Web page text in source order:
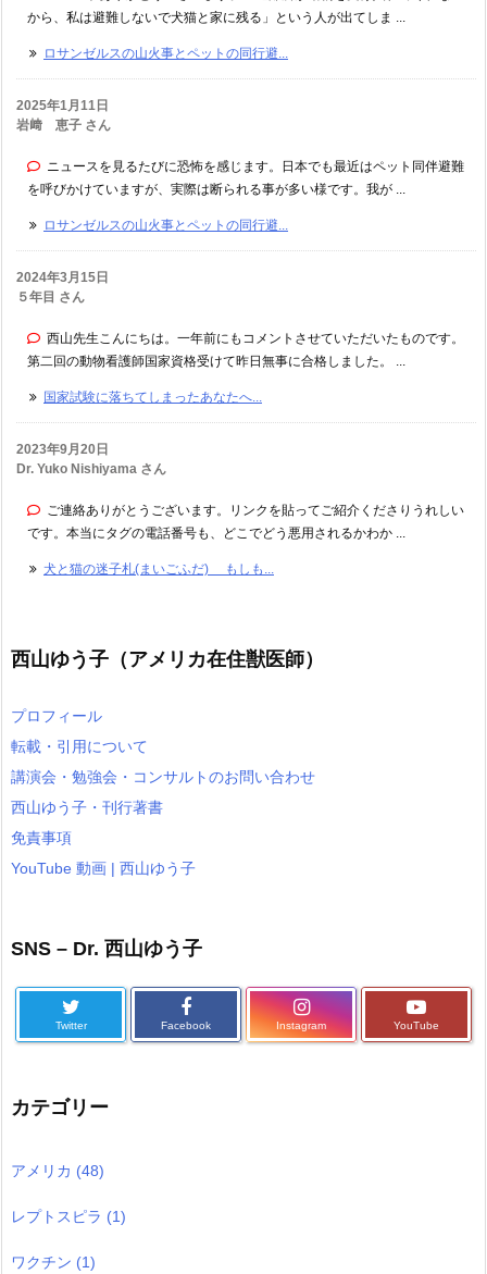
から、私は避難しないで犬猫と家に残る」という人が出てしま ...
ロサンゼルスの山火事とペットの同行避...
2025年1月11日
岩﨑 恵子 さん
ニュースを見るたびに恐怖を感じます。日本でも最近はペット同伴避難
を呼びかけていますが、実際は断られる事が多い様です。我が ...
ロサンゼルスの山火事とペットの同行避...
2024年3月15日
５年目 さん
西山先生こんにちは。一年前にもコメントさせていただいたものです。
第二回の動物看護師国家資格受けて昨日無事に合格しました。 ...
国家試験に落ちてしまったあなたへ...
2023年9月20日
Dr. Yuko Nishiyama さん
ご連絡ありがとうございます。リンクを貼ってご紹介くださりうれしい
です。本当にタグの電話番号も、どこでどう悪用されるかわか ...
犬と猫の迷子札(まいごふだ) もしも...
西山ゆう子（アメリカ在住獣医師）
プロフィール
転載・引用について
講演会・勉強会・コンサルトのお問い合わせ
西山ゆう子・刊行著書
免責事項
YouTube 動画 | 西山ゆう子
SNS – Dr. 西山ゆう子
Twitter Facebook Instagram YouTube
カテゴリー
アメリカ (48)
レプトスピラ (1)
ワクチン (1)